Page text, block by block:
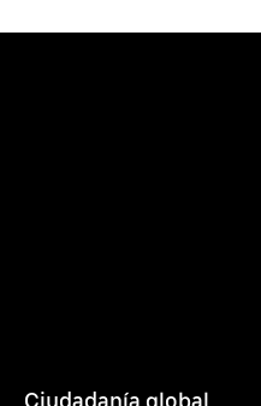
Ciudadanía global